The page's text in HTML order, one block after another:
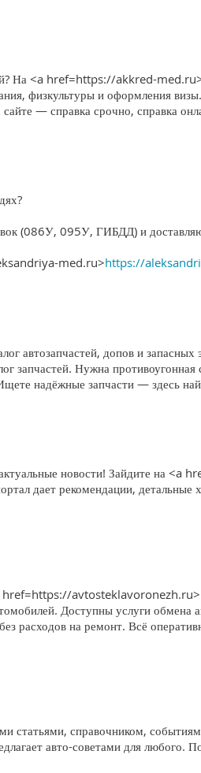
На <a href=https://akkred-
физкультуры и оформления
— справка срочно, справка
(086У, 095У, ГИБДД) и
med.ru>https://
автозапчастей, допов и
запчастей. Нужна
надёжные запчасти — здесь
новости! Зайдите на
дает рекомендации,
href=https://avtosteklavoronezh.ru>
Доступны услуги обмена
расходов на ремонт. Всё
статьями, справочником,
авто-советами для любого.